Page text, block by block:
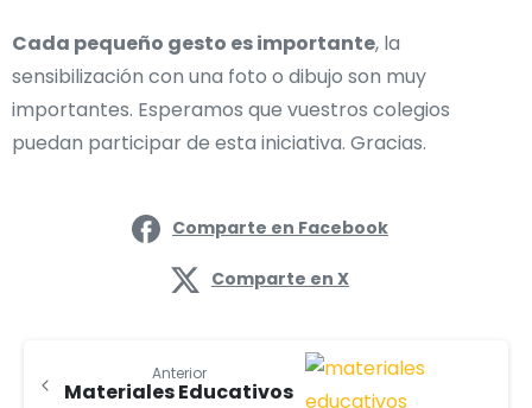
Cada pequeño gesto es importante, la
sensibilización con una foto o dibujo son muy
importantes. Esperamos que vuestros colegios
puedan participar de esta iniciativa. Gracias.
Comparte en Facebook
Comparte en X
Anterior
Materiales Educativos